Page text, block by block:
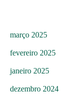
março 2025
fevereiro 2025
janeiro 2025
dezembro 2024